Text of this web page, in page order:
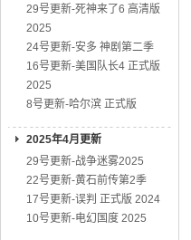
29号更新-死神来了6 高清版
2025
24号更新-安多 神剧第二季
16号更新-美国队长4 正式版
2025
8号更新-哈尔滨 正式版
2025年4月更新
29号更新-战争迷雾2025
22号更新-黄石前传第2季
17号更新-误判 正式版 2024
10号更新-电幻国度 2025